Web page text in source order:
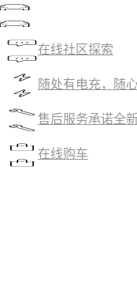
在线社区探索
随处有电充，随
售后服务承诺全
在线购车